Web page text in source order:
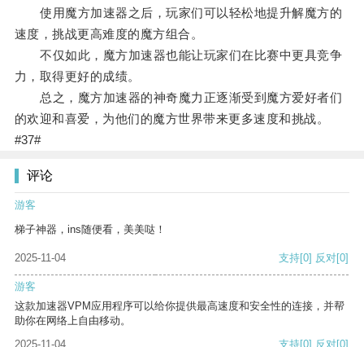
使用魔方加速器之后，玩家们可以轻松地提升解魔方的
速度，挑战更高难度的魔方组合。
不仅如此，魔方加速器也能让玩家们在比赛中更具竞争
力，取得更好的成绩。
总之，魔方加速器的神奇魔力正逐渐受到魔方爱好者们
的欢迎和喜爱，为他们的魔方世界带来更多速度和挑战。
#37#
评论
游客
梯子神器，ins随便看，美美哒！
2025-11-04 支持[0] 反对[0]
游客
这款加速器VPM应用程序可以给你提供最高速度和安全性的连接，并帮
助你在网络上自由移动。
2025-11-04
支持[0] 反对[0]